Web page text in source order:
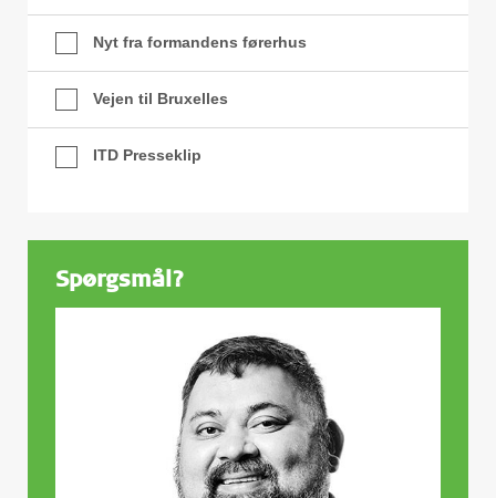
Nyt fra formandens førerhus
Vejen til Bruxelles
ITD Presseklip
Spørgsmål?